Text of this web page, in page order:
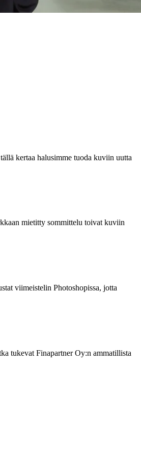
kertaa halusimme tuoda kuviin uutta
mietitty sommittelu toivat kuviin
viimeistelin Photoshopissa, jotta
tukevat Finapartner Oy:n ammatillista